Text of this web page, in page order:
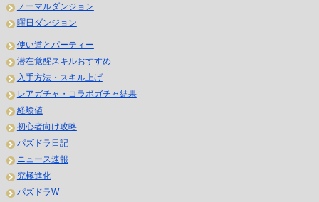
ノーマルダンジョン
曜日ダンジョン
使い道とパーティー
潜在覚醒スキルおすすめ
入手方法・スキル上げ
レアガチャ・コラボガチャ結果
経験値
初心者向け攻略
パズドラ日記
ニュース速報
究極進化
パズドラW